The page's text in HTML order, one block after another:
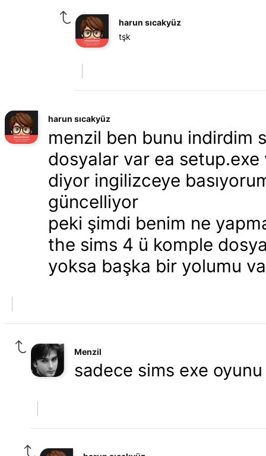
harun sıcakyüz
tşk
harun sıcakyüz
menzil ben bunu indirdim
dosyalar var ea setup.exe
diyor ingilizceye
güncelliyor
peki şimdi benim ne
the sims 4 ü komple
yoksa başka bir yolumu
Menzil
sadece sims exe